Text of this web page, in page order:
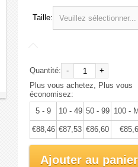
Taille:
Quantité: -
+
Plus vous achetez, Plus vous
économisez:
5 - 9
10 - 49 50 - 99 100 -
€88,46 €87,53 €86,60
Ajouter au panier